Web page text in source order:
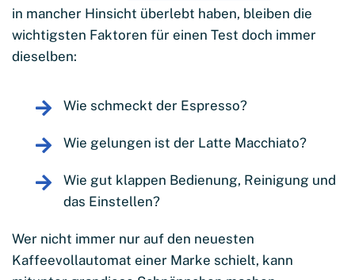
in mancher Hinsicht überlebt haben, bleiben die
wichtigsten Faktoren für einen Test doch immer
dieselben:
Wie schmeckt der Espresso?
Wie gelungen ist der Latte Macchiato?
Wie gut klappen Bedienung, Reinigung und
das Einstellen?
Wer nicht immer nur auf den neuesten
Kaffeevollautomat einer Marke schielt, kann